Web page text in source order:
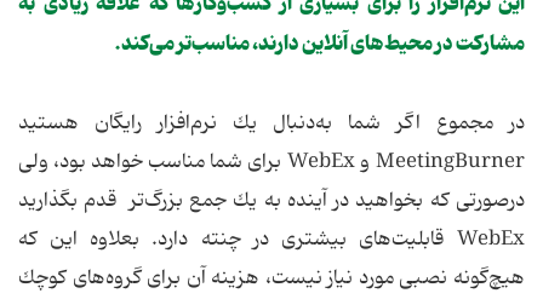
مشاركت در محیط‌های آنلاین دارند، مناسب‌تر می‌كند.
در مجموع اگر شما به‌دنبال یك نرم‌افزار رایگان هستید
MeetingBurner و WebEx برای شما مناسب خواهد بود، ولی
درصورتی كه بخواهید در آینده به یك جمع بزرگ‌تر قدم بگذارید
WebEx قابلیت‌های بیشتری در چنته دارد. بعلاوه این كه
هیچ‌گونه نصبی مورد نیاز نیست، هزینه آن برای گروه‌های كوچك